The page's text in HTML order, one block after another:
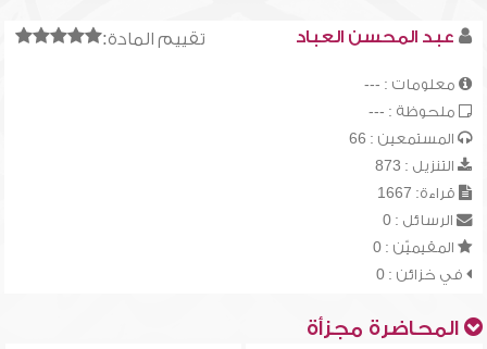
تقييم المادة: عبد المحسن العباد
معلومات : ---
ملحوظة : ---
المستمعين : 66
التنزيل : 873
قراءة: 1667
الرسائل : 0
المقيميّن : 0
في خزائن : 0
المحاضرة مجزأة